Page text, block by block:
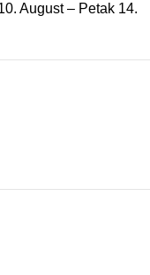
August – Petak 14.